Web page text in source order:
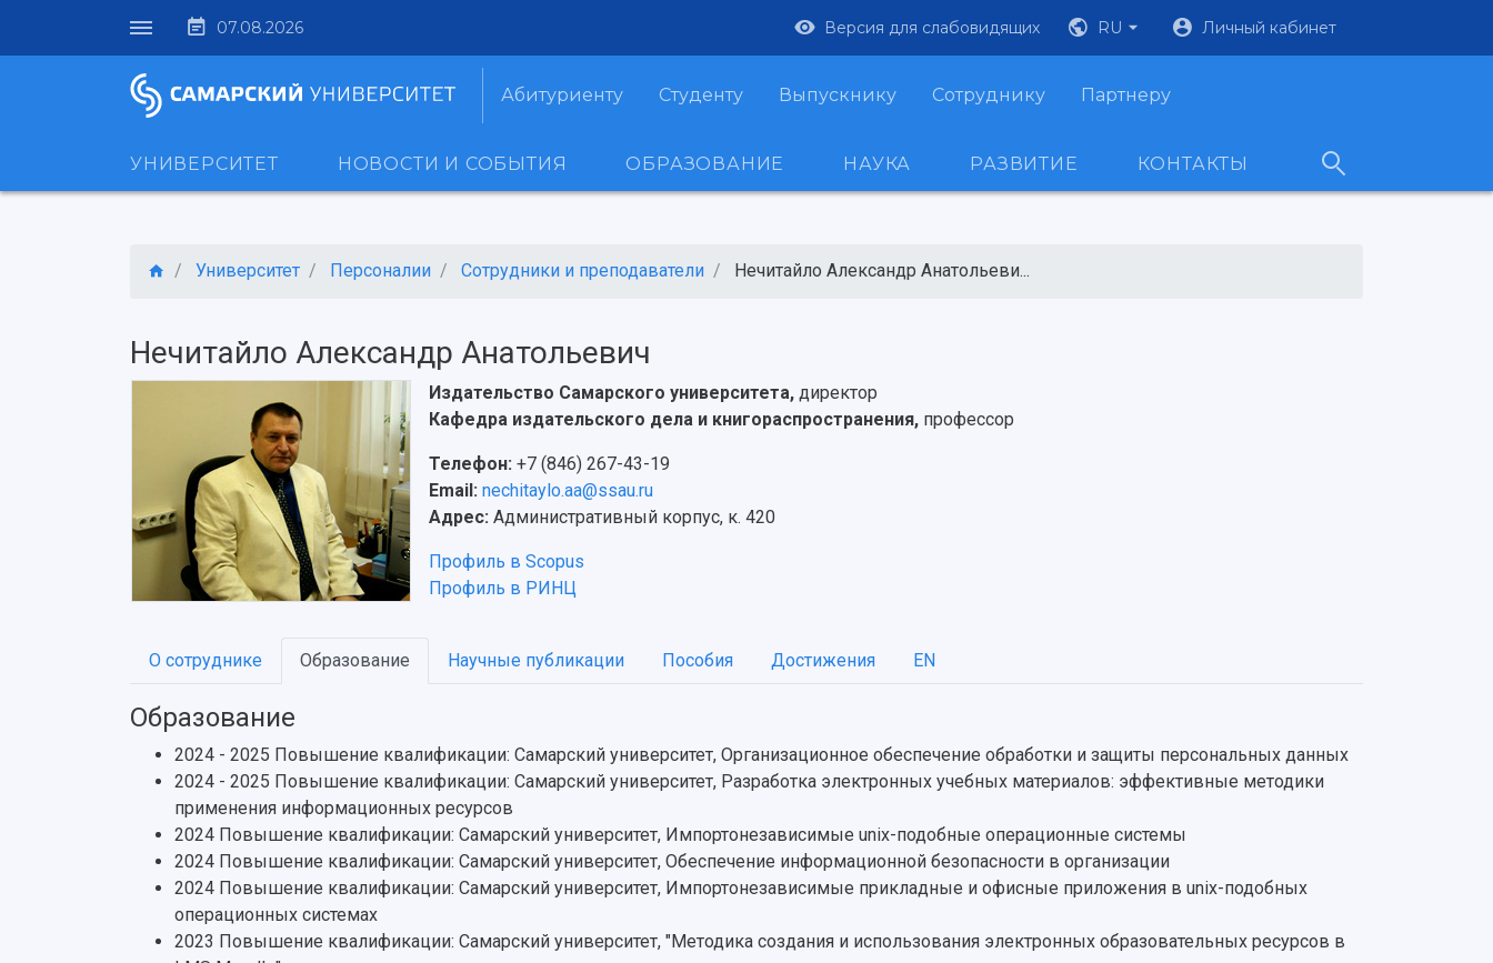
07.08.2026 Версия для слабовидящих RU Личный кабинет
Абитуриенту Студенту Выпускнику Сотруднику Партнеру
УНИВЕРСИТЕТ НОВОСТИ И СОБЫТИЯ ОБРАЗОВАНИЕ НАУКА РАЗВИТИЕ КОНТАКТЫ
Университет Персоналии Сотрудники и преподаватели Нечитайло Александр Анатольеви...
Нечитайло Александр Анатольевич
Издательство Самарского университета, директор
Кафедра издательского дела и книгораспространения, профессор
Телефон: +7 (846) 267-43-19
Email: nechitaylo.aa@ssau.ru
Адрес: Административный корпус, к. 420
Профиль в Scopus
Профиль в РИНЦ
О сотруднике Образование Научные публикации Пособия Достижения EN
Образование
2024 - 2025 Повышение квалификации: Самарский университет, Организационное обеспечение обработки и защиты персональных данных
2024 - 2025 Повышение квалификации: Самарский университет, Разработка электронных учебных материалов: эффективные методики
применения информационных ресурсов
2024 Повышение квалификации: Самарский университет, Импортонезависимые unix-подобные операционные системы
2024 Повышение квалификации: Самарский университет, Обеспечение информационной безопасности в организации
2024 Повышение квалификации: Самарский университет, Импортонезависимые прикладные и офисные приложения в unix-подобных
операционных системах
2023 Повышение квалификации: Самарский университет, "Методика создания и использования электронных образовательных ресурсов в